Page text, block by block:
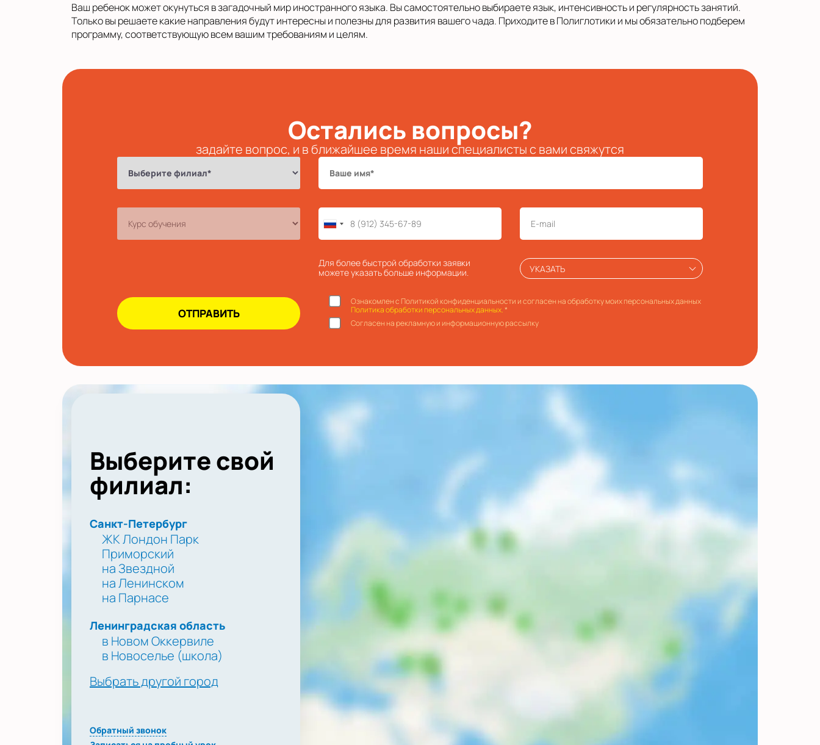
Ваш ребенок может окунуться в загадочный мир иностранного языка. Вы самостоятельно выбираете язык, интенсивность и регулярность занятий.
Только вы решаете какие направления будут интересны и полезны для развития вашего чада. Приходите в Полиглотики и мы обязательно подберем
программу, соответствующую всем вашим требованиям и целям.
Остались вопросы?
задайте вопрос, и в ближайшее время наши специалисты с вами свяжутся
Для более быстрой обработки заявки
можете указать больше информации.
УКАЗАТЬ
Ознакомлен с Политикой конфиденциальности и согласен на обработку моих персональных данных
Политика обработки персональных данных.*
Согласен на рекламную и информационную рассылку
Выберите свой
филиал:
Санкт-Петербург
ЖК Лондон Парк
Приморский
на Звездной
на Ленинском
на Парнасе
Ленинградская область
в Новом Оккервиле
в Новоселье (школа)
Выбрать другой город
Обратный звонок